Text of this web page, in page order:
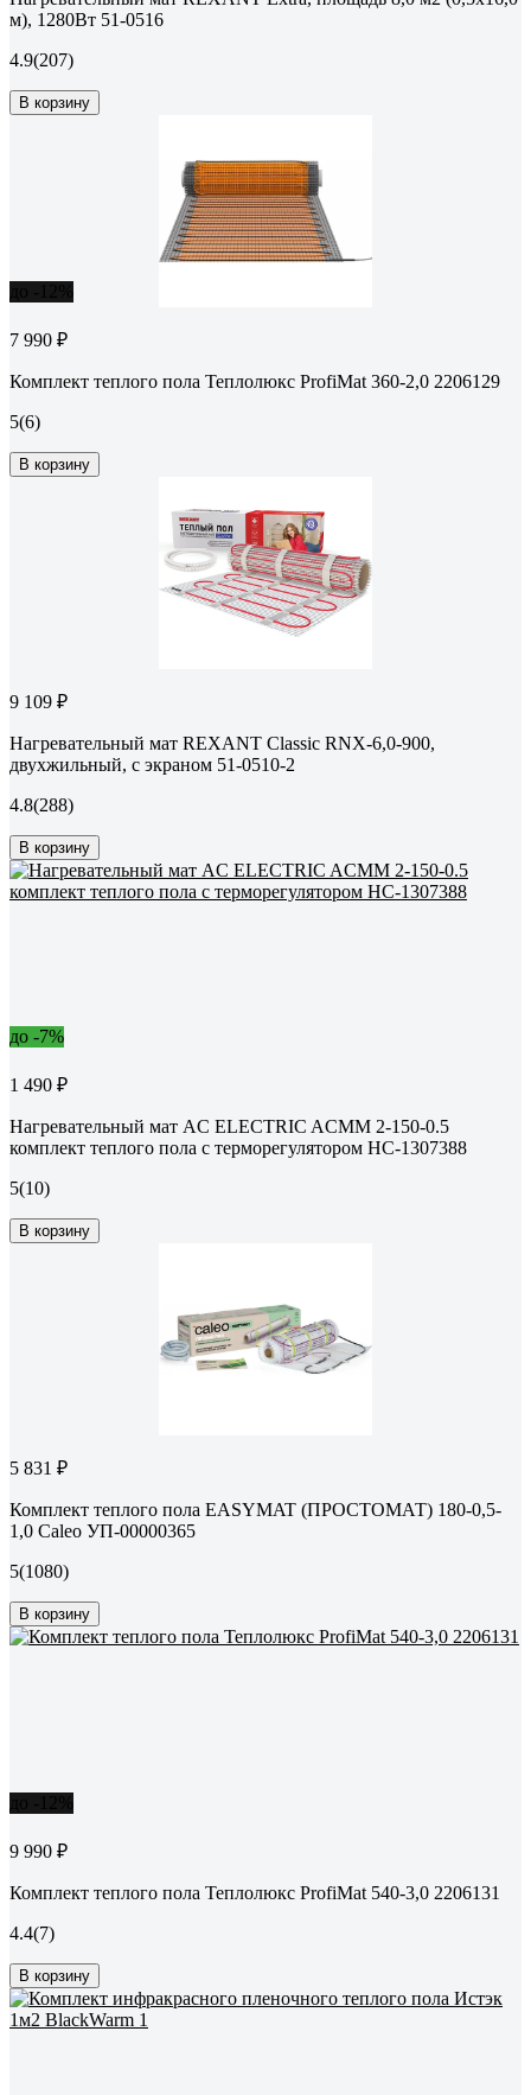
м), 1280Вт 51-0516
4.9(207)
В корзину
7 990 ₽
Комплект теплого пола Теплолюкс ProfiMat 360-2,0 2206129
5(6)
В корзину
9 109 ₽
Нагревательный мат REXANT Classic RNX-6,0-900,
двухжильный, с экраном 51-0510-2
4.8(288)
В корзину
до -7%
1 490 ₽
Нагревательный мат AC ELECTRIC ACМM 2-150-0.5
комплект теплого пола с терморегулятором НС-1307388
5(10)
В корзину
5 831 ₽
Комплект теплого пола EASYMAT (ПРОСТОМАТ) 180-0,5-
1,0 Caleo УП-00000365
5(1080)
В корзину
9 990 ₽
Комплект теплого пола Теплолюкс ProfiMat 540-3,0 2206131
4.4(7)
В корзину